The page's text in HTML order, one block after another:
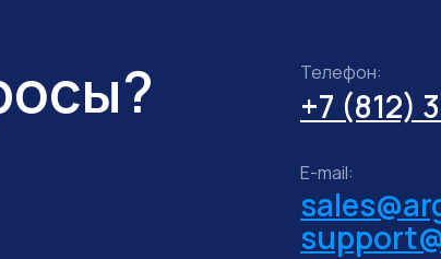
+7 (812)
Телефон:
E-mail: